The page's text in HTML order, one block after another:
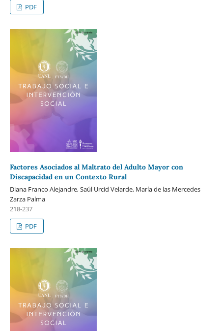
PDF
Factores Asociados al Maltrato del Adulto Mayor con
Discapacidad en un Contexto Rural
Diana Franco Alejandre, Saúl Urcid Velarde, María de las Mercedes
Zarza Palma
218-237
PDF